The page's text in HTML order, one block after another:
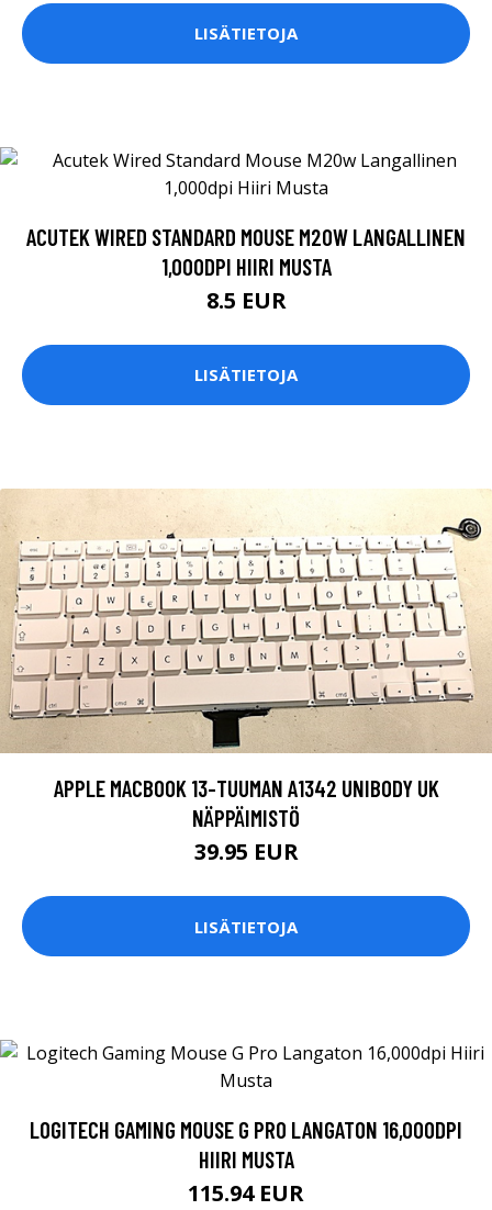
LISÄTIETOJA
ACUTEK WIRED STANDARD MOUSE M20W LANGALLINEN
1,000DPI HIIRI MUSTA
8.5 EUR
LISÄTIETOJA
APPLE MACBOOK 13-TUUMAN A1342 UNIBODY UK
NÄPPÄIMISTÖ
39.95 EUR
LISÄTIETOJA
LOGITECH GAMING MOUSE G PRO LANGATON 16,000DPI
HIIRI MUSTA
115.94 EUR